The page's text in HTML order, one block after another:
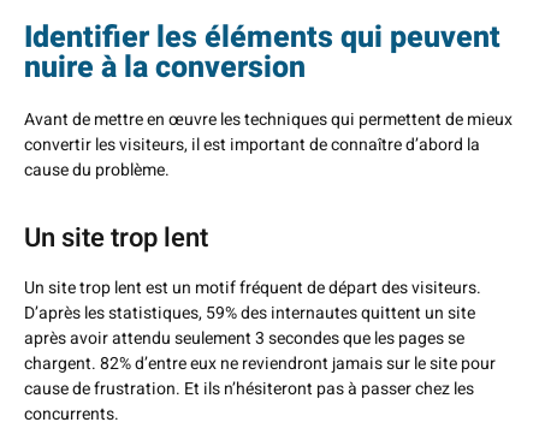
Identifier les éléments qui peuvent
nuire à la conversion
Avant de mettre en œuvre les techniques qui permettent de mieux
convertir les visiteurs, il est important de connaître d’abord la
cause du problème.
Un site trop lent​
Un site trop lent est un motif fréquent de départ des visiteurs.
D’après les statistiques, 59% des internautes quittent un site
après avoir attendu seulement 3 secondes que les pages se
chargent. 82% d’entre eux ne reviendront jamais sur le site pour
cause de frustration. Et ils n’hésiteront pas à passer chez les
concurrents.